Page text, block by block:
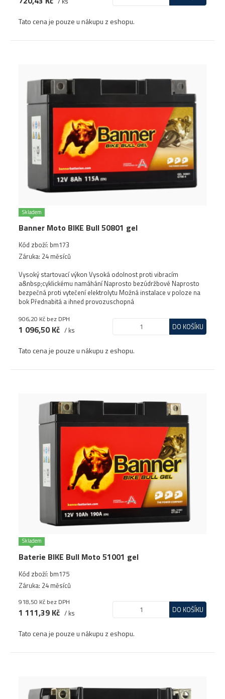
Tato cena je pouze u nákupu z eshopu.
Skladem
Banner Moto BIKE Bull 50801 gel
Kód zboží: bm173
Záruka: 24 měsíců
Vysoký startovací výkon Vysoká odolnost proti vibracím
a&nbsp;cyklickému namáhání Naprosto bezúdržbové Naprosto
bezpečná proti vytečení elektrolytu Možná instalace v poloze na
bok Přednabitá a ihned provozuschopná
906,20 Kč bez DPH
1 096,50 Kč / ks DO KOŠÍKU
Tato cena je pouze u nákupu z eshopu.
Skladem
Baterie BIKE Bull Moto 51001 gel
Kód zboží: bm175
Záruka: 24 měsíců
918,50 Kč bez DPH
1 111,39 Kč / ks DO KOŠÍKU
Tato cena je pouze u nákupu z eshopu.